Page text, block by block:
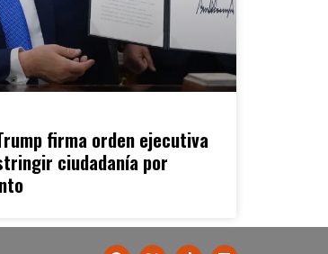
firma orden ejecutiva
ciudadanía por